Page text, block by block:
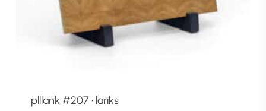
plllank #207 • lariks